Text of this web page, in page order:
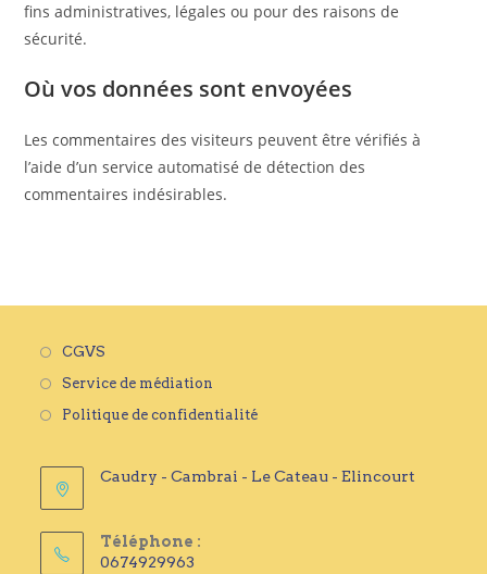
fins administratives, légales ou pour des raisons de
sécurité.
Où vos données sont envoyées
Les commentaires des visiteurs peuvent être vérifiés à
l’aide d’un service automatisé de détection des
commentaires indésirables.
CGVS
dans
Service de médiation
dans
Politique de confidentialitéS’ouvre
un
Caudry - Cambrai - Le Cateau - Elincourt
Téléphone :
0674929963